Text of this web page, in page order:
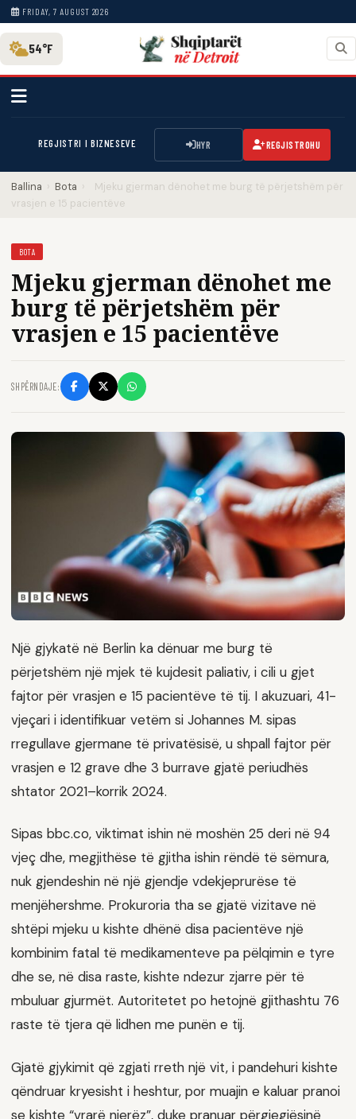
FRIDAY, 7 AUGUST 2026
54°F
REGJISTRI I BIZNESEVE HYR REGJISTROHU
Ballina › Bota ›
Mjeku gjerman dënohet me burg të përjetshëm për
vrasjen e 15 pacientëve
BOTA
Mjeku gjerman dënohet me
burg të përjetshëm për
vrasjen e 15 pacientëve
SHPËRNDAJE:
Një gjykatë në Berlin ka dënuar me burg të
përjetshëm një mjek të kujdesit paliativ, i cili u gjet
fajtor për vrasjen e 15 pacientëve të tij. I akuzuari, 41-
vjeçari i identifikuar vetëm si Johannes M. sipas
rregullave gjermane të privatësisë, u shpall fajtor për
vrasjen e 12 grave dhe 3 burrave gjatë periudhës
shtator 2021–korrik 2024.
Sipas bbc.co, viktimat ishin në moshën 25 deri në 94
vjeç dhe, megjithëse të gjitha ishin rëndë të sëmura,
nuk gjendeshin në një gjendje vdekjeprurëse të
menjëhershme. Prokuroria tha se gjatë vizitave në
shtëpi mjeku u kishte dhënë disa pacientëve një
kombinim fatal të medikamenteve pa pëlqimin e tyre
dhe se, në disa raste, kishte ndezur zjarre për të
mbuluar gjurmët. Autoritetet po hetojnë gjithashtu 76
raste të tjera që lidhen me punën e tij.
Gjatë gjykimit që zgjati rreth një vit, i pandehuri kishte
qëndruar kryesisht i heshtur, por muajin e kaluar pranoi
se kishte “vrarë njerëz”, duke pranuar përgjegjësinë